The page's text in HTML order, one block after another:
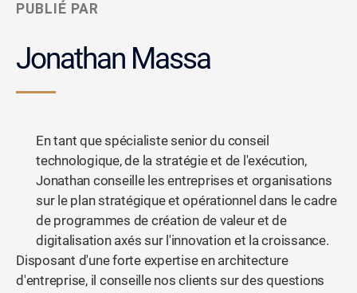
PUBLIÉ PAR
Jonathan Massa
En tant que spécialiste senior du conseil
technologique, de la stratégie et de l'exécution,
Jonathan conseille les entreprises et organisations
sur le plan stratégique et opérationnel dans le cadre
de programmes de création de valeur et de
digitalisation axés sur l'innovation et la croissance.
Disposant d'une forte expertise en architecture
d'entreprise, il conseille nos clients sur des questions